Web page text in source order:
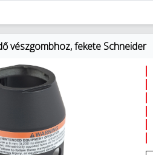
vészgombhoz, fekete Schneider